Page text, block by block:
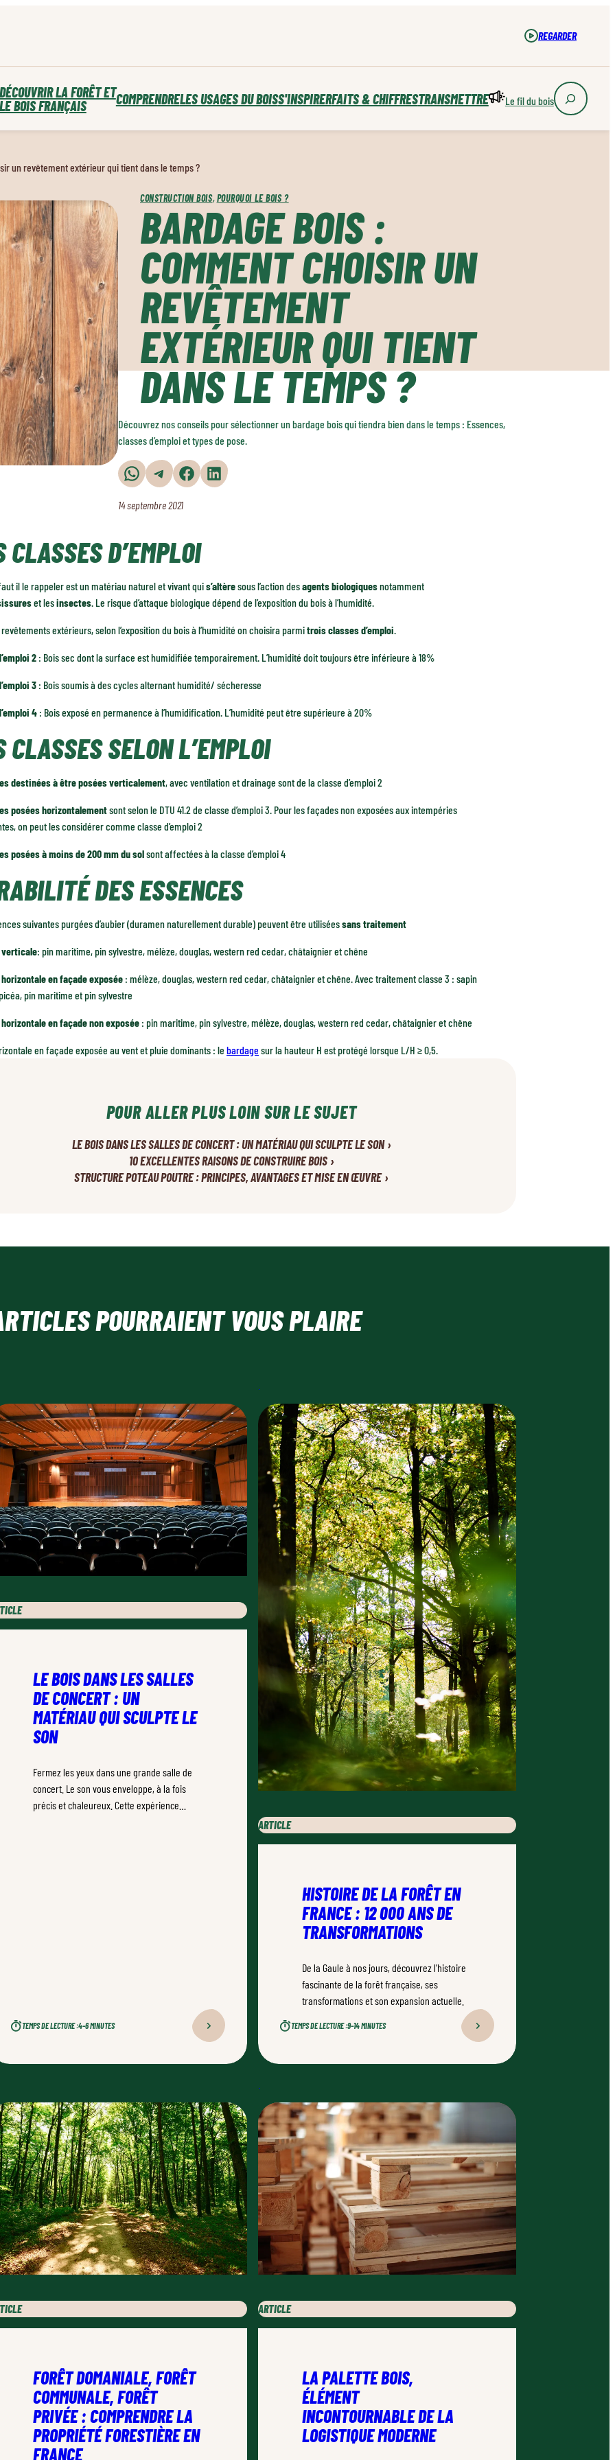
REGARDER
LA FORÊT ET
BOIS FRANÇAIS
COMPRENDRELES USAGES DU BOISS'INSPIRERFAITS & CHIFFRESTRANSMETTRE Le fil du bois
un revêtement extérieur qui tient dans le temps ?
CONSTRUCTION BOIS, POURQUOI LE BOIS ?
BARDAGE BOIS :
COMMENT CHOISIR UN
REVÊTEMENT
EXTÉRIEUR QUI TIENT
DANS LE TEMPS ?
Découvrez nos conseils pour sélectionner un bardage bois qui tiendra bien dans le temps : Essences,
classes d’emploi et types de pose.
Partager sur WhatsApp Partager sur Telegram Partager sur Facebook Partager sur LinkedIn
14 septembre 2021
CLASSES D’EMPLOI
il le rappeler est un matériau naturel et vivant quis’altèresous l’action desagents biologiquesnotamment
et lesinsectes. Le risque d’attaque biologique dépend de l’exposition du bois à l’humidité.
extérieurs, selon l’exposition du bois à l’humidité on choisira parmitrois classes d’emploi.
2 : Bois sec dont la surface est humidifiée temporairement. L’humidité doit toujours être inférieure à 18%
3 : Bois soumis à des cycles alternant humidité/ sécheresse
4 : Bois exposé en permanence à l’humidification. L’humidité peut être supérieure à 20%
CLASSES SELON L’EMPLOI
destinées à être posées verticalement, avec ventilation et drainage sont de la classe d’emploi 2
posées horizontalementsont selon le DTU 41.2 de classe d’emploi 3. Pour les façades non exposées aux intempéries
on peut les considérer comme classe d’emploi 2
posées à moins de 200 mm du solsont affectées à la classe d’emploi 4
DES ESSENCES
suivantes purgées d’aubier (duramen naturellement durable) peuvent être utiliséessans traitement
verticale: pin maritime, pin sylvestre, mélèze, douglas, western red cedar, châtaignier et chêne
en façade exposée : mélèze, douglas, western red cedar, châtaignier et chêne. Avec traitement classe 3 : sapin
pin maritime et pin sylvestre
en façade non exposée : pin maritime, pin sylvestre, mélèze, douglas, western red cedar, châtaignier et chêne
en façade exposée au vent et pluie dominants : le bardage sur la hauteur H est protégé lorsque L/H ≥ 0,5.
POUR ALLER PLUS LOIN SUR LE SUJET
LE BOIS DANS LES SALLES DE CONCERT : UN MATÉRIAU QUI SCULPTE LE SON›
10 EXCELLENTES RAISONS DE CONSTRUIRE BOIS›
STRUCTURE POTEAU POUTRE : PRINCIPES, AVANTAGES ET MISE EN ŒUVRE›
POURRAIENT VOUS PLAIRE
LE BOIS DANS LES SALLES
DE CONCERT : UN
MATÉRIAU QUI SCULPTE LE
SON
Fermez les yeux dans une grande salle de
concert. Le son vous enveloppe, à la fois
précis et chaleureux. Cette expérience
TEMPS DE LECTURE :4–6 MINUTES
ARTICLE
HISTOIRE DE LA FORÊT EN
FRANCE : 12 000 ANS DE
TRANSFORMATIONS
De la Gaule à nos jours, découvrez l’histoire
fascinante de la forêt française, ses
transformations et son expansion actuelle.
TEMPS DE LECTURE :9–14 MINUTES
FORÊT DOMANIALE, FORÊT
COMMUNALE, FORÊT
PRIVÉE : COMPRENDRE LA
PROPRIÉTÉ FORESTIÈRE EN
FRANCE
ARTICLE
LA PALETTE BOIS,
ÉLÉMENT
INCONTOURNABLE DE LA
LOGISTIQUE MODERNE